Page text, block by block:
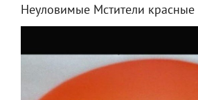
Неуловимые Мстители красные